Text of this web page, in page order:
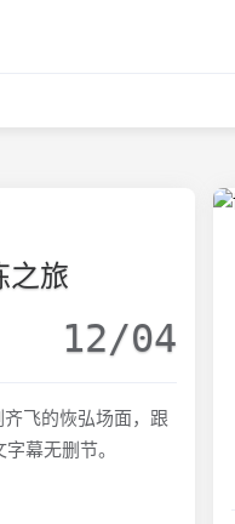
之旅
12/04
飞的恢弘场面，跟
幕无删节。